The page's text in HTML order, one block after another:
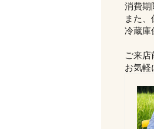
消費期
また
冷蔵庫
ご来
お気軽